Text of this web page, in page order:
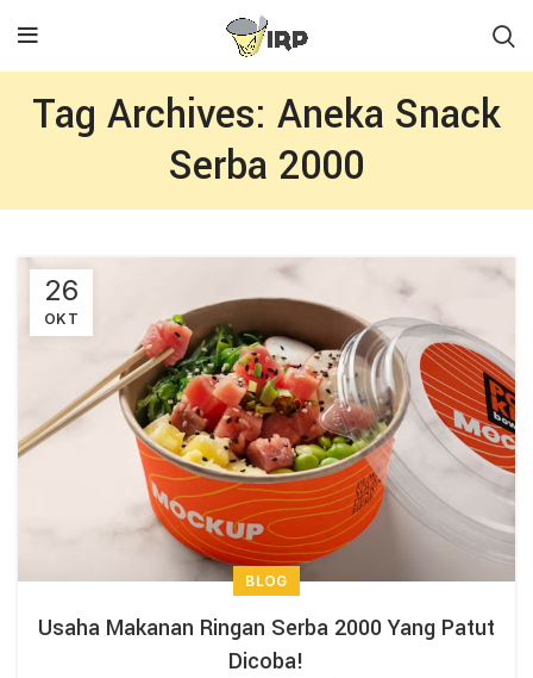
Tag Archives: Aneka Snack
Serba 2000
26
OKT
BLOG
Usaha Makanan Ringan Serba 2000 Yang Patut
Dicoba!